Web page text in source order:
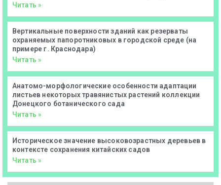
Читать »
Вертикальные поверхности зданий как резерваты
охраняемых папоротниковых в городской среде (на
примере г. Краснодара)
Читать »
Анатомо-морфологические особенности адаптации
листьев некоторых травянистых растений коллекции
Донецкого ботанического сада
Читать »
Историческое значение высоковозрастных деревьев в
контексте сохранения китайских садов
Читать »